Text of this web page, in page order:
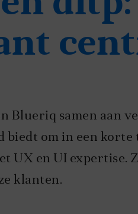
Blueriq samen aan
biedt om in een
UX en UI expertise.
klanten.